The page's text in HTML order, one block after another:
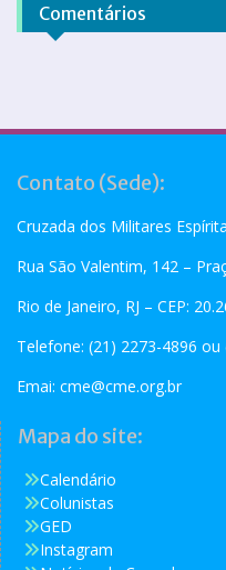
Comentários
Contato (Sede):
Cruzada dos Militares
Rua São Valentim, 142 –
Rio de Janeiro, RJ – CEP:
Telefone: (21) 2273-4896 ou
Emai: cme@cme.org.br
Mapa do site:
Calendário
Colunistas
GED
Instagram